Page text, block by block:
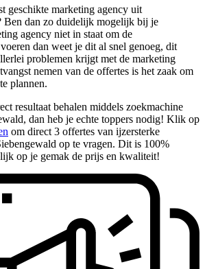
geschikte marketing agency uit
Ben dan zo duidelijk mogelijk bij je
agency niet in staat om de
dan weet je dit al snel genoeg, dit
problemen krijgt met de marketing
nemen van de offertes is het zaak om
plannen.
resultaat behalen middels zoekmachine
dan heb je echte toppers nodig! Klik op
om direct 3 offertes van ijzersterke
op te vragen. Dit is 100%
op je gemak de prijs en kwaliteit!